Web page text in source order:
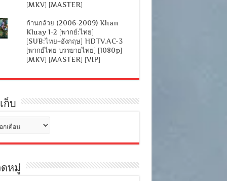
[MKV] [MASTER]
ก้านกล้วย (2006-2009) Khan
Kluay 1-2 [พากย์:ไทย]
[SUB:ไทย+อังกฤษ] HDTV.AC-3
[พากย์ไทย บรรยายไทย] [1080p]
[MKV] [MASTER] [VIP]
ก็บ
หมู่